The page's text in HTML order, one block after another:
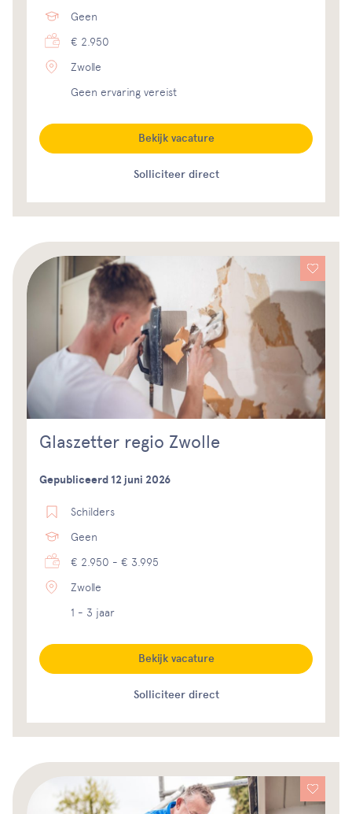
Geen
€ 2.950
Zwolle
Geen ervaring vereist
Solliciteer direct
Bekijk vacature
Glaszetter regio Zwolle
Gepubliceerd 12 juni 2026
Schilders
Geen
€ 2.950 - € 3.995
Zwolle
1 - 3 jaar
Solliciteer direct
Bekijk vacature